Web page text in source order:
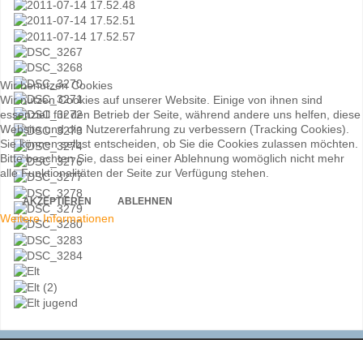
Wir benutzen Cookies
Wir nutzen Cookies auf unserer Website. Einige von ihnen sind
essenziell für den Betrieb der Seite, während andere uns helfen, diese
Website und die Nutzererfahrung zu verbessern (Tracking Cookies).
Sie können selbst entscheiden, ob Sie die Cookies zulassen möchten.
Bitte beachten Sie, dass bei einer Ablehnung womöglich nicht mehr
alle Funktionalitäten der Seite zur Verfügung stehen.
AKZEPTIEREN ABLEHNEN
Weitere Informationen